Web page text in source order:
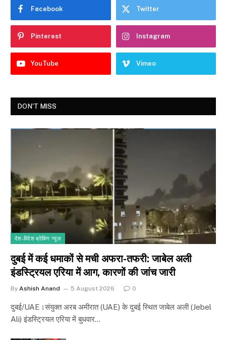
Facebook Twitter
Pinterest Instagram
YouTube Vimeo
DON'T MISS
देश-विदेश ब्रेकिंग न्यूज़
दुबई में कई धमाकों से मची अफरा-तफरी: जाबेल अली
इंडस्ट्रियल एरिया में आग, कारणों की जांच जारी
By Ashish Anand 5 August 2026 0
दुबई/UAE।संयुक्त अरब अमीरात (UAE) के दुबई स्थित जाबेल अली (Jebel
Ali) इंडस्ट्रियल एरिया में बुधवार…